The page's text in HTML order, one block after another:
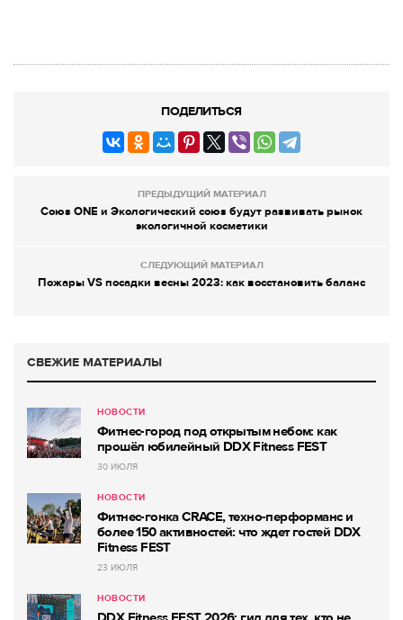
ПОДЕЛИТЬСЯ
ПРЕДЫДУЩИЙ МАТЕРИАЛ
Союз ONE и Экологический союз будут развивать рынок
экологичной косметики
СЛЕДУЮЩИЙ МАТЕРИАЛ
Пожары VS посадки весны 2023: как восстановить баланс
СВЕЖИЕ МАТЕРИАЛЫ
НОВОСТИ
Фитнес-город под открытым небом: как
прошёл юбилейный DDX Fitness FEST
30 ИЮЛЯ
НОВОСТИ
Фитнес-гонка CRACE, техно-перформанс и
более 150 активностей: что ждет гостей DDX
Fitness FEST
23 ИЮЛЯ
НОВОСТИ